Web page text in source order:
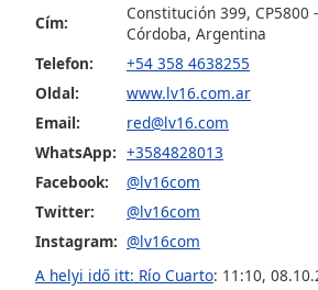
Edge
Style
Cím:
Constitución 399, CP5800
Córdoba, Argentina
Telefon:
+54 358 4638255
Oldal:
www.lv16.com.ar
Email:
red@lv16.com
WhatsApp: +3584828013
Facebook:
@lv16com
Twitter:
@lv16com
Instagram: @lv16com
A helyi idő itt: Río Cuarto: 11:10,